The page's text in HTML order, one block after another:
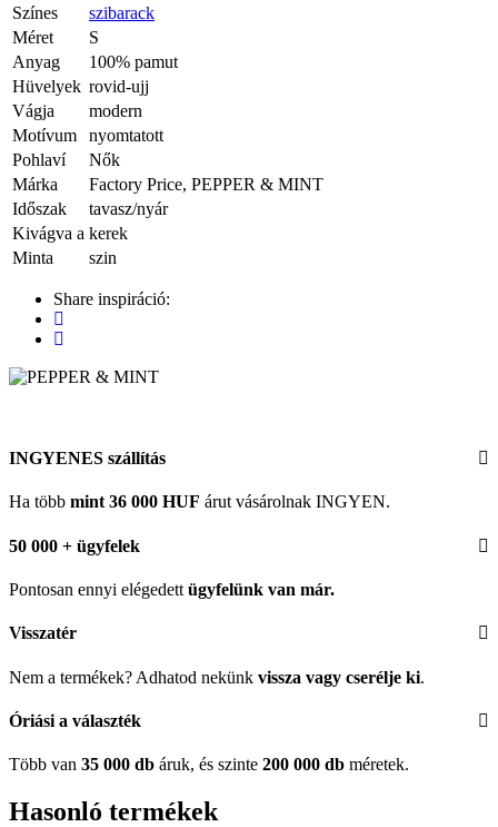
Színes
szibarack
Méret
S
Anyag
100% pamut
Hüvelyek rovid-ujj
Vágja
modern
Motívum
nyomtatott
Pohlaví
Nők
Márka
Factory Price, PEPPER & MINT
Időszak
tavasz/nyár
Kivágva a kerek
Minta
szin
Share inspiráció:
INGYENES szállítás
Ha több mint 36 000 HUF árut vásárolnak INGYEN.
50 000 + ügyfelek
Pontosan ennyi elégedett ügyfelünk van már.
Visszatér
Nem a termékek? Adhatod nekünk vissza vagy cserélje ki.
Óriási a választék
Több van 35 000 db áruk, és szinte 200 000 db méretek.
Hasonló termékek